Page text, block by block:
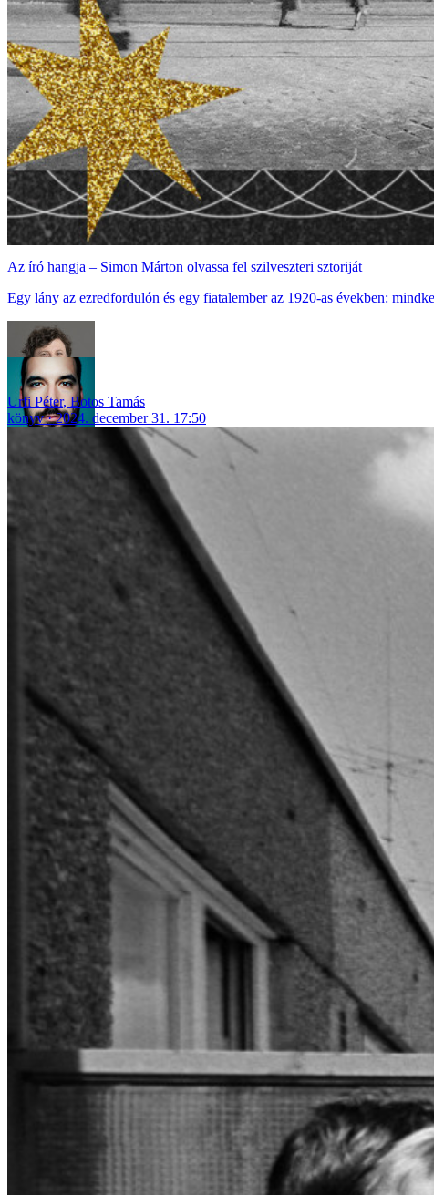
Az író hangja – Simon Márton olvassa fel szilveszteri sztoriját
Egy lány az ezredfordulón és egy fiatalember az 1920-as években:
Urfi Péter, Botos Tamás
könyv
2024. december 31. 17:50